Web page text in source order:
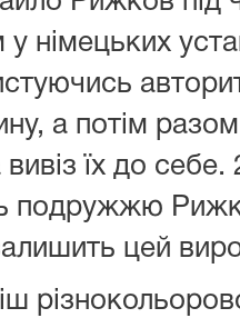
німецьких
а потім
вивіз їх до
подружжю
цей